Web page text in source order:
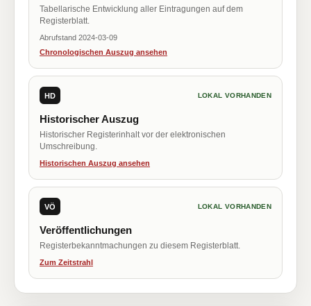
Tabellarische Entwicklung aller Eintragungen auf dem
Registerblatt.
Abrufstand 2024-03-09
Chronologischen Auszug ansehen
HD LOKAL VORHANDEN
Historischer Auszug
Historischer Registerinhalt vor der elektronischen
Umschreibung.
Historischen Auszug ansehen
VÖ LOKAL VORHANDEN
Veröffentlichungen
Registerbekanntmachungen zu diesem Registerblatt.
Zum Zeitstrahl